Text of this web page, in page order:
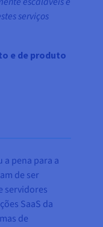
serviços
e de produto
a pena para a
de ser
servidores
SaaS da
de